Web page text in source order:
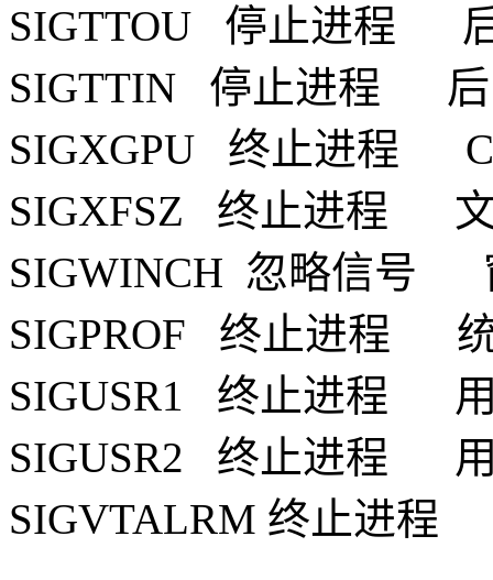
SIGTTOU 停止进程
SIGTTIN 停止进程 后
SIGXGPU 终止进程
SIGXFSZ 终止进程 文
SIGWINCH 忽略信号
SIGPROF 终止进程 统
SIGUSR1 终止进程 用
SIGUSR2 终止进程 用
SIGVTALRM 终止进程